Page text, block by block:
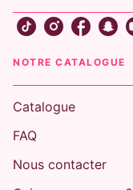
NOTRE CATALOGUE
Catalogue
FAQ
Nous contacter